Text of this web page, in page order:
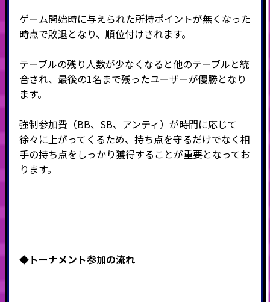
ゲーム開始時に与えられた所持ポイントが無くなった
時点で敗退となり、順位付けされます。
テーブルの残り人数が少なくなると他のテーブルと統
合され、最後の1名まで残ったユーザーが優勝となり
ます。
強制参加費（BB、SB、アンティ）が時間に応じて
徐々に上がってくるため、持ち点を守るだけでなく相
手の持ち点をしっかり獲得することが重要となってお
ります。
◆トーナメント参加の流れ